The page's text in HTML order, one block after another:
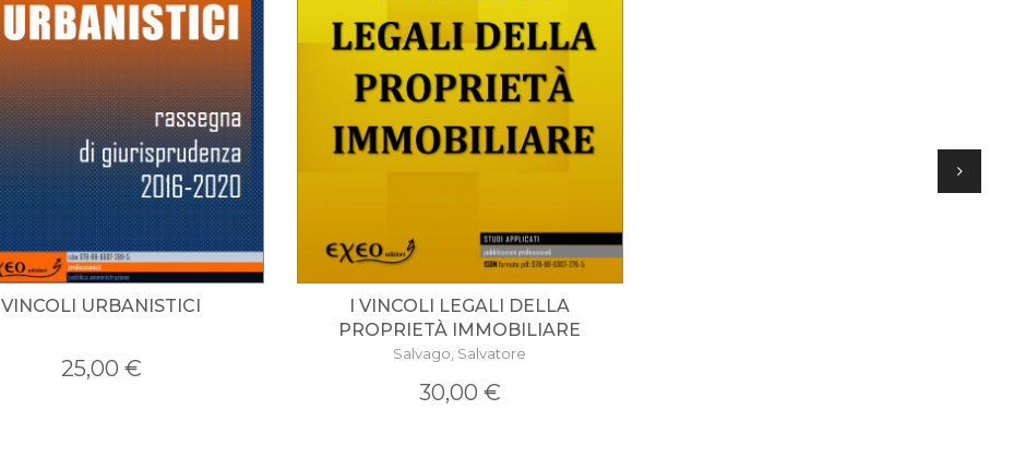
VINCOLI URBANISTICI
25,00 €
I VINCOLI LEGALI DELLA
PROPRIETÀ IMMOBILIARE
Salvago, Salvatore
30,00 €